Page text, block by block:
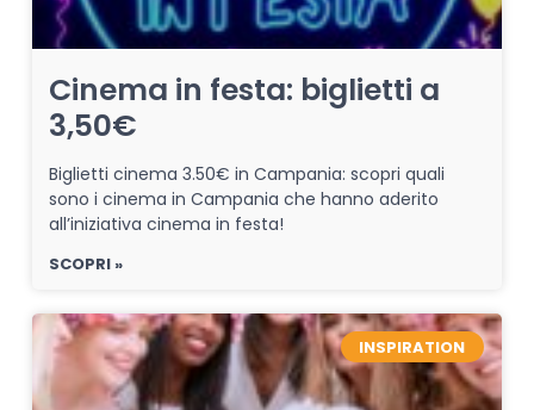
Cinema in festa: biglietti a
3,50€
Biglietti cinema 3.50€ in Campania: scopri quali
sono i cinema in Campania che hanno aderito
all’iniziativa cinema in festa!
SCOPRI »
INSPIRATION